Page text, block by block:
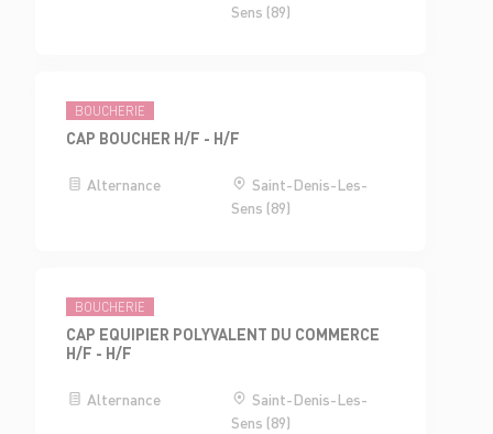
Sens (89)
BOUCHERIE
CAP BOUCHER H/F - H/F
Alternance
Saint-Denis-Les-
Sens (89)
BOUCHERIE
CAP EQUIPIER POLYVALENT DU COMMERCE
H/F - H/F
Alternance
Saint-Denis-Les-
Sens (89)